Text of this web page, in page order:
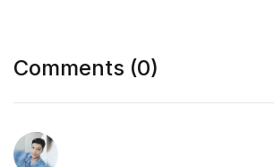
Comments (0)